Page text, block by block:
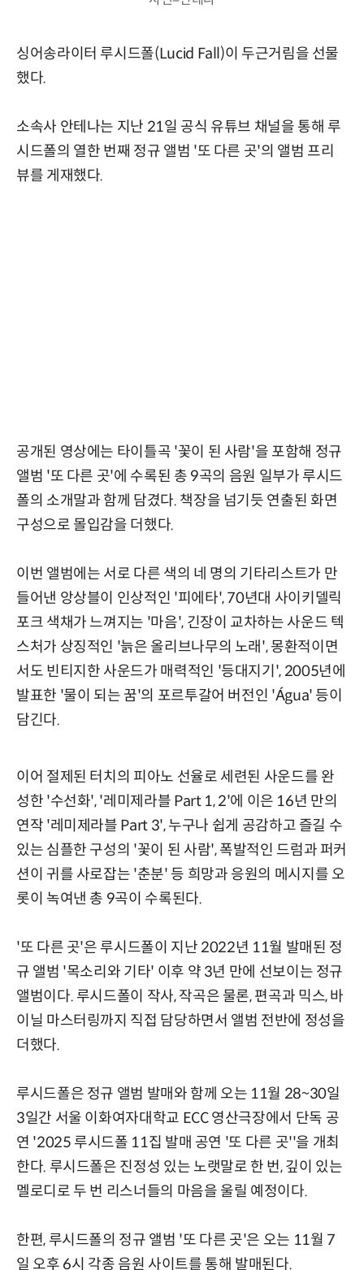
싱어송라이터 루시드폴(Lucid Fall)이 두근거림을 선물
했다.
소속사 안테나는 지난 21일 공식 유튜브 채널을 통해 루
시드폴의 열한 번째 정규 앨범 '또 다른 곳'의 앨범 프리
뷰를 게재했다.
공개된 영상에는 타이틀곡 '꽃이 된 사람'을 포함해 정규
앨범 '또 다른 곳'에 수록된 총 9곡의 음원 일부가 루시드
폴의 소개말과 함께 담겼다. 책장을 넘기듯 연출된 화면
구성으로 몰입감을 더했다.
이번 앨범에는 서로 다른 색의 네 명의 기타리스트가 만
들어낸 앙상블이 인상적인 '피에타', 70년대 사이키델릭
포크 색채가 느껴지는 '마음', 긴장이 교차하는 사운드 텍
스처가 상징적인 '늙은 올리브나무의 노래', 몽환적이면
서도 빈티지한 사운드가 매력적인 '등대지기', 2005년에
발표한 '물이 되는 꿈'의 포르투갈어 버전인 'Água' 등이
담긴다.
이어 절제된 터치의 피아노 선율로 세련된 사운드를 완
성한 '수선화', '레미제라블 Part 1, 2'에 이은 16년 만의
연작 '레미제라블 Part 3', 누구나 쉽게 공감하고 즐길 수
있는 심플한 구성의 '꽃이 된 사람', 폭발적인 드럼과 퍼커
션이 귀를 사로잡는 '춘분' 등 희망과 응원의 메시지를 오
롯이 녹여낸 총 9곡이 수록된다.
'또 다른 곳'은 루시드폴이 지난 2022년 11월 발매된 정
규 앨범 '목소리와 기타' 이후 약 3년 만에 선보이는 정규
앨범이다. 루시드폴이 작사, 작곡은 물론, 편곡과 믹스, 바
이닐 마스터링까지 직접 담당하면서 앨범 전반에 정성을
더했다.
루시드폴은 정규 앨범 발매와 함께 오는 11월 28~30일
3일간 서울 이화여자대학교 ECC 영산극장에서 단독 공
연 '2025 루시드폴 11집 발매 공연 '또 다른 곳''을 개최
한다. 루시드폴은 진정성 있는 노랫말로 한 번, 깊이 있는
멜로디로 두 번 리스너들의 마음을 울릴 예정이다.
한편, 루시드폴의 정규 앨범 '또 다른 곳'은 오는 11월 7
일 오후 6시 각종 음원 사이트를 통해 발매된다.